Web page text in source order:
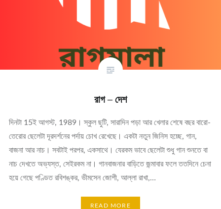
রাগ – দেশ
দিনটা 15ই আগস্ট, 1989। স্কুল ছুটি, সারাদিন পড়া আর খেলার শেষে বছর বারো-
তেরোর ছেলেটা দূরদর্শনের পর্দায় চোখ রেখেছে। একটা নতুন জিনিস হচ্ছে, গান,
বাজনা আর নাচ। সবটাই পরপর, একসাথে। যেরকম ভাবে ছেলেটা শুধু গান শুনতে বা
নাচ দেখতে অভ্যস্ত, সেইরকম না। গানবাজনার বাড়িতে জন্মাবার ফলে ততদিনে চেনা
হয়ে গেছে পণ্ডিত রবিশঙ্কর, ভীমসেন জোশী, আল্লা রাখা,…
READ MORE